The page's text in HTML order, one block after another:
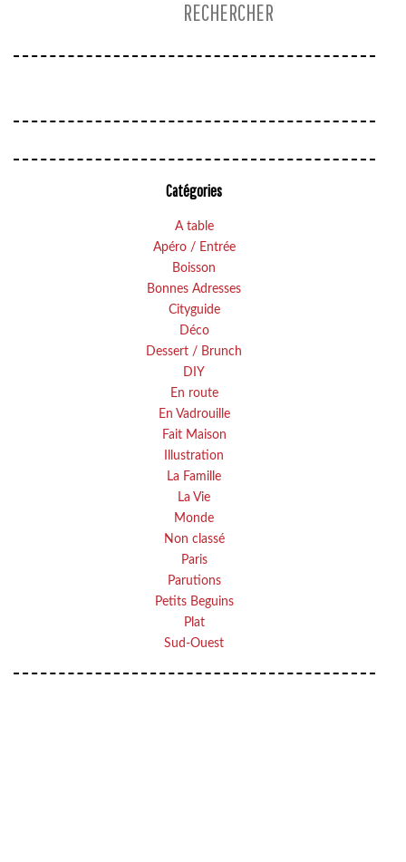
Catégories
A table
Apéro / Entrée
Boisson
Bonnes Adresses
Cityguide
Déco
Dessert / Brunch
DIY
En route
En Vadrouille
Fait Maison
Illustration
La Famille
La Vie
Monde
Non classé
Paris
Parutions
Petits Beguins
Plat
Sud-Ouest